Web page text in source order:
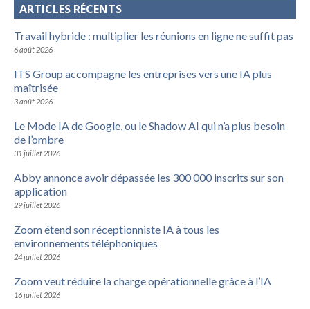
ARTICLES RÉCENTS
Travail hybride : multiplier les réunions en ligne ne suffit pas
6 août 2026
ITS Group accompagne les entreprises vers une IA plus
maîtrisée
3 août 2026
Le Mode IA de Google, ou le Shadow AI qui n’a plus besoin
de l’ombre
31 juillet 2026
Abby annonce avoir dépassée les 300 000 inscrits sur son
application
29 juillet 2026
Zoom étend son réceptionniste IA à tous les
environnements téléphoniques
24 juillet 2026
Zoom veut réduire la charge opérationnelle grâce à l’IA
16 juillet 2026